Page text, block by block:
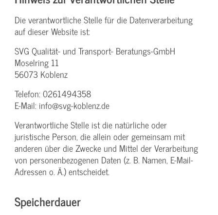
Die verantwortliche Stelle für die Datenverarbeitung
auf dieser Website ist:
SVG Qualität- und Transport- Beratungs-GmbH
Moselring 11
56073 Koblenz
Telefon: 0261494358
E-Mail: info@svg-koblenz.de
Verantwortliche Stelle ist die natürliche oder
juristische Person, die allein oder gemeinsam mit
anderen über die Zwecke und Mittel der Verarbeitung
von personenbezogenen Daten (z. B. Namen, E-Mail-
Adressen o. Ä.) entscheidet.
Speicherdauer